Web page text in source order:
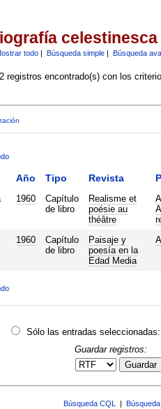
celestinesca
todo| Búsqueda simple| Búsqueda
registros encontrado(s) con los
Año Tipo Revista
1960
Capítulo
de libro
Realisme et
poésie au
théâtre
1960
Capítulo
de libro
Paisaje y
poesía en la
Edad Media
Sólo las entradas seleccionadas:
Guardar registros:
Guardar
Búsqueda CQL